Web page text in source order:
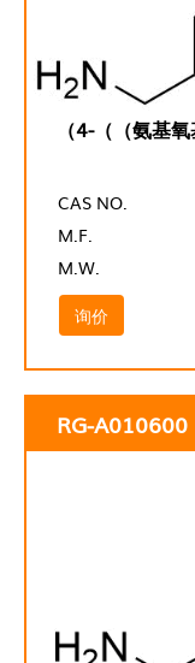
（4-（（氨基
CAS NO.
M.F.
M.W.
询价
RG-A010600